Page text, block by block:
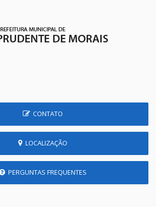
CONTATO
LOCALIZAÇÃO
PERGUNTAS FREQUENTES